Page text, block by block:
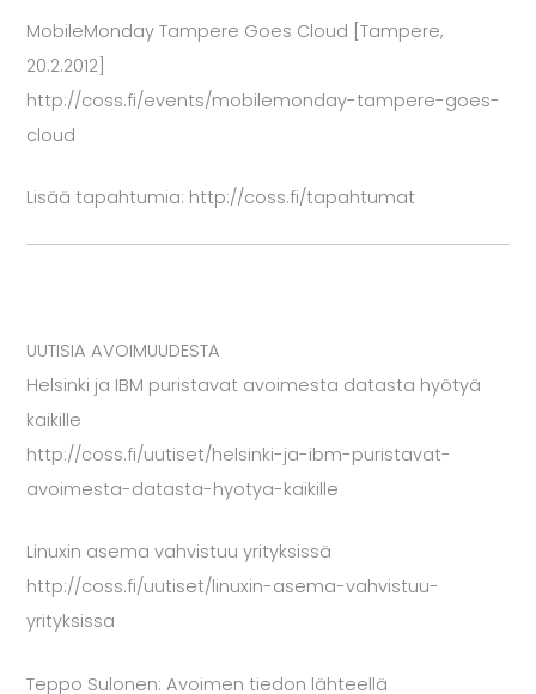
MobileMonday Tampere Goes Cloud [Tampere,
20.2.2012]
http://coss.fi/events/mobilemonday-tampere-goes-
cloud
Lisää tapahtumia: http://coss.fi/tapahtumat
UUTISIA AVOIMUUDESTA
Helsinki ja IBM puristavat avoimesta datasta hyötyä
kaikille
http://coss.fi/uutiset/helsinki-ja-ibm-puristavat-
avoimesta-datasta-hyotya-kaikille
Linuxin asema vahvistuu yrityksissä
http://coss.fi/uutiset/linuxin-asema-vahvistuu-
yrityksissa
Teppo Sulonen: Avoimen tiedon lähteellä